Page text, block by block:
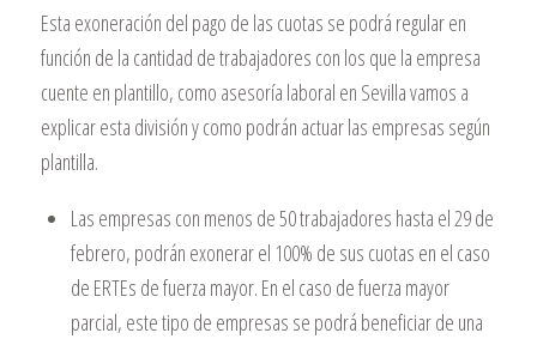
Esta exoneración del pago de las cuotas se podrá regular en
función de la cantidad de trabajadores con los que la empresa
cuente en plantillo, como asesoría laboral en Sevilla vamos a
explicar esta división y como podrán actuar las empresas según
plantilla.
Las empresas con menos de 50 trabajadores hasta el 29 de
febrero, podrán exonerar el 100% de sus cuotas en el caso
de ERTEs de fuerza mayor. En el caso de fuerza mayor
parcial, este tipo de empresas se podrá beneficiar de una